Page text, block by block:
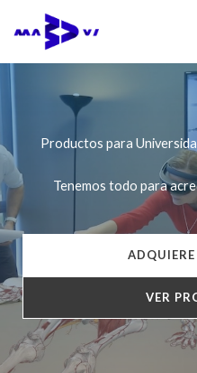
contenido
Productos para
Tenemos todo para
VER